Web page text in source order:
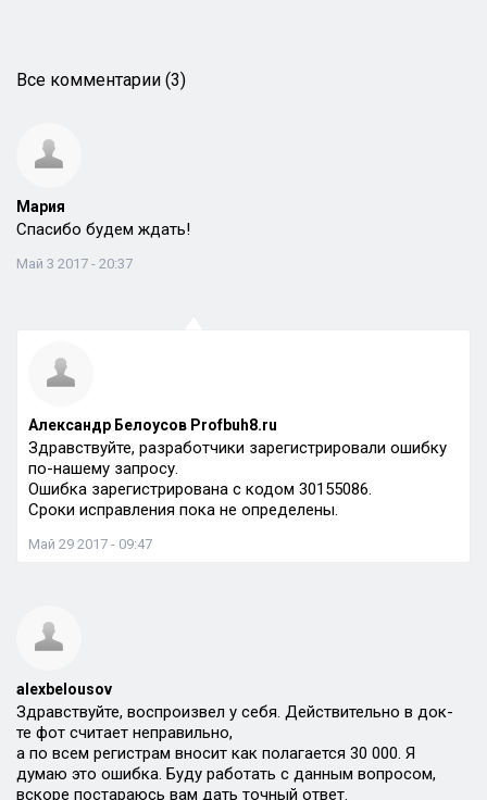
Все комментарии (3)
Мария
Спасибо будем ждать!
Май 3 2017 - 20:37
Александр Белоусов Profbuh8.ru
Здравствуйте, разработчики зарегистрировали ошибку
по-нашему запросу.
Ошибка зарегистрирована с кодом 30155086.
Сроки исправления пока не определены.
Май 29 2017 - 09:47
alexbelousov
Здравствуйте, воспроизвел у себя. Действительно в док-
те фот считает неправильно,
а по всем регистрам вносит как полагается 30 000. Я
думаю это ошибка. Буду работать с данным вопросом,
вскоре постараюсь вам дать точный ответ.